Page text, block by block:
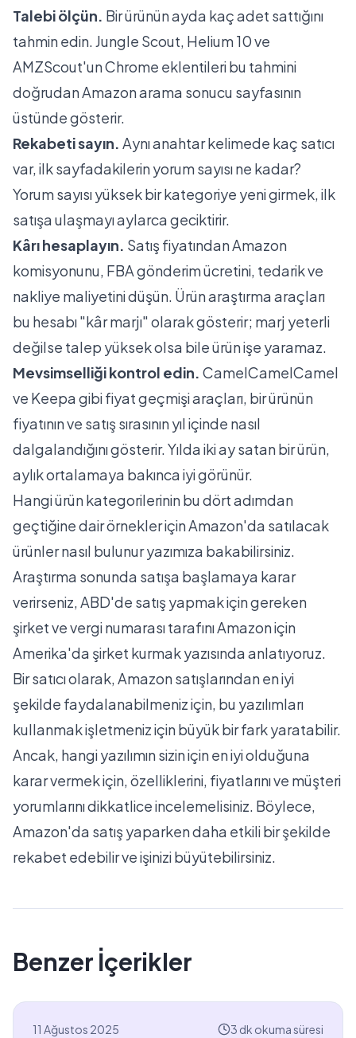
Talebi ölçün. Bir ürünün ayda kaç adet sattığını
tahmin edin. Jungle Scout, Helium 10 ve
AMZScout'un Chrome eklentileri bu tahmini
doğrudan Amazon arama sonucu sayfasının
üstünde gösterir.
Rekabeti sayın. Aynı anahtar kelimede kaç satıcı
var, ilk sayfadakilerin yorum sayısı ne kadar?
Yorum sayısı yüksek bir kategoriye yeni girmek, ilk
satışa ulaşmayı aylarca geciktirir.
Kârı hesaplayın. Satış fiyatından Amazon
komisyonunu, FBA gönderim ücretini, tedarik ve
nakliye maliyetini düşün. Ürün araştırma araçları
bu hesabı "kâr marjı" olarak gösterir; marj yeterli
değilse talep yüksek olsa bile ürün işe yaramaz.
Mevsimselliği kontrol edin. CamelCamelCamel
ve Keepa gibi fiyat geçmişi araçları, bir ürünün
fiyatının ve satış sırasının yıl içinde nasıl
dalgalandığını gösterir. Yılda iki ay satan bir ürün,
aylık ortalamaya bakınca iyi görünür.
Hangi ürün kategorilerinin bu dört adımdan
geçtiğine dair örnekler içinAmazon'da satılacak
ürünler nasıl bulunuryazımıza bakabilirsiniz.
Araştırma sonunda satışa başlamaya karar
verirseniz, ABD'de satış yapmak için gereken
şirket ve vergi numarası tarafınıAmazon için
Amerika'da şirket kurmakyazısında anlatıyoruz.
Bir satıcı olarak, Amazon satışlarından en iyi
şekilde faydalanabilmeniz için, bu yazılımları
kullanmak işletmeniz için büyük bir fark yaratabilir.
Ancak, hangi yazılımın sizin için en iyi olduğuna
karar vermek için, özelliklerini, fiyatlarını ve müşteri
yorumlarını dikkatlice incelemelisiniz. Böylece,
Amazon'da satış yaparken daha etkili bir şekilde
rekabet edebilir ve işinizi büyütebilirsiniz.
Benzer İçerikler
11 Ağustos 2025 3 dk okuma süresi